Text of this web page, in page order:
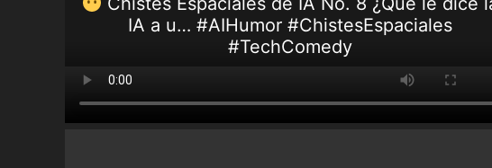
IA a u… #AIHumor #ChistesEspaciales
#TechComedy